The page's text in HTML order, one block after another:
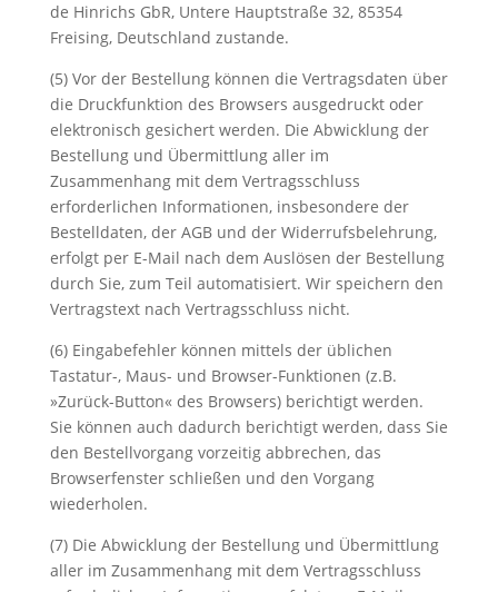
de Hinrichs GbR, Untere Hauptstraße 32, 85354
Freising, Deutschland zustande.
(5) Vor der Bestellung können die Vertragsdaten über
die Druckfunktion des Browsers ausgedruckt oder
elektronisch gesichert werden. Die Abwicklung der
Bestellung und Übermittlung aller im
Zusammenhang mit dem Vertragsschluss
erforderlichen Informationen, insbesondere der
Bestelldaten, der AGB und der Widerrufsbelehrung,
erfolgt per E-Mail nach dem Auslösen der Bestellung
durch Sie, zum Teil automatisiert. Wir speichern den
Vertragstext nach Vertragsschluss nicht.
(6) Eingabefehler können mittels der üblichen
Tastatur-, Maus- und Browser-Funktionen (z.B.
»Zurück-Button« des Browsers) berichtigt werden.
Sie können auch dadurch berichtigt werden, dass Sie
den Bestellvorgang vorzeitig abbrechen, das
Browserfenster schließen und den Vorgang
wiederholen.
(7) Die Abwicklung der Bestellung und Übermittlung
aller im Zusammenhang mit dem Vertragsschluss